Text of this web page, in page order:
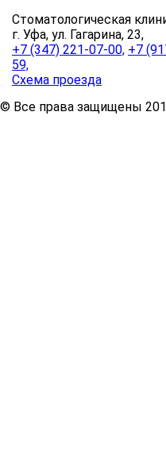
Стоматологическая
г. Уфа, ул. Гагарина, 23,
+7 (347) 221-07-00, +7
59,
Схема проезда
© Все права защищены